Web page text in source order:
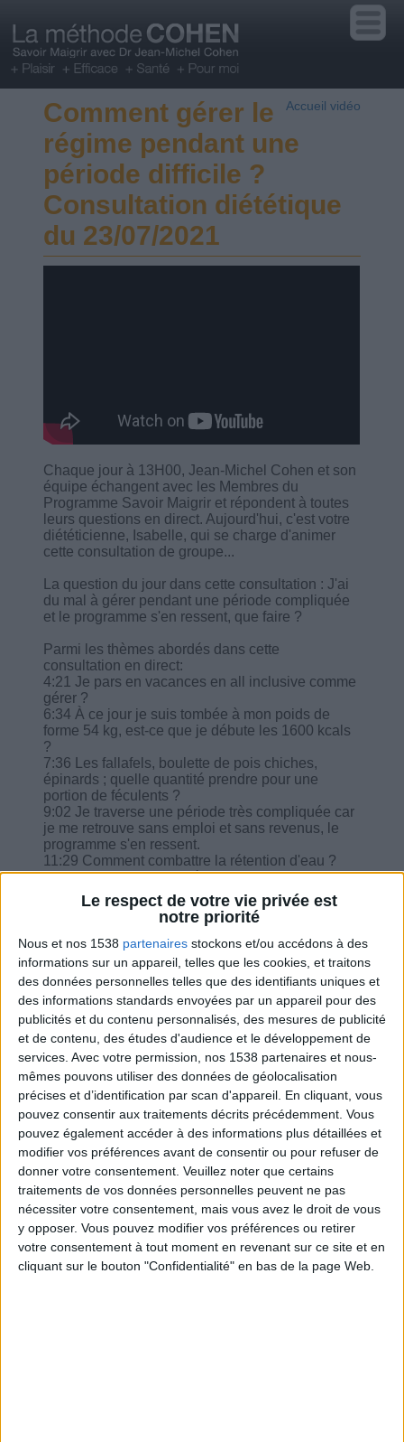
Le respect de votre vie privée est
notre priorité
Nous et nos 1538 partenaires stockons et/ou accédons à des
informations sur un appareil, telles que les cookies, et traitons
des données personnelles telles que des identifiants uniques et
des informations standards envoyées par un appareil pour des
publicités et du contenu personnalisés, des mesures de publicité
et de contenu, des études d'audience et le développement de
services. Avec votre permission, nos 1538 partenaires et nous-
mêmes pouvons utiliser des données de géolocalisation
précises et d’identification par scan d'appareil. En cliquant, vous
pouvez consentir aux traitements décrits précédemment. Vous
pouvez également accéder à des informations plus détaillées et
modifier vos préférences avant de consentir ou pour refuser de
donner votre consentement. Veuillez noter que certains
traitements de vos données personnelles peuvent ne pas
nécessiter votre consentement, mais vous avez le droit de vous
y opposer. Vous pouvez modifier vos préférences ou retirer
votre consentement à tout moment en revenant sur ce site et en
cliquant sur le bouton "Confidentialité" en bas de la page Web.
Accueil vidéo
Comment gérer le
régime pendant une
période difficile ?
Consultation diététique
du 23/07/2021
Chaque jour à 13H00, Jean-Michel Cohen et son
équipe échangent avec les Membres du
Programme Savoir Maigrir et répondent à toutes
leurs questions en direct. Aujourd'hui, c'est votre
diététicienne, Isabelle, qui se charge d'animer
cette consultation de groupe...
La question du jour dans cette consultation : J'ai
du mal à gérer pendant une période compliquée
et le programme s'en ressent, que faire ?
Parmi les thèmes abordés dans cette
consultation en direct:
4:21 Je pars en vacances en all inclusive comme
gérer ?
6:34 À ce jour je suis tombée à mon poids de
forme 54 kg, est-ce que je débute les 1600 kcals
?
7:36 Les fallafels, boulette de pois chiches,
épinards ; quelle quantité prendre pour une
portion de féculents ?
9:02 Je traverse une période très compliquée car
je me retrouve sans emploi et sans revenus, le
programme s'en ressent.
11:29 Comment combattre la rétention d'eau ?
14:00 Que doit-on privilégier comme aliments
pour éviter que la glycémie monte de trop avec la
chaleur lorsqu'on est diabétique ?
16:43 Le programme s'en ressent car soit je n'ai
pas faim ou tout au moins ça ne passe pas… j'ai
du mal à gérer, le fait que je ne vais pas arriver à
reperdre me stress en plus.
19:36 Quelle quantité pour la brousse svp ?
20:00 L'équivalence pour un carré de chocolat à
la place de matière Grasse et pas d'un fruit ?
21:19 Comment puis-je adapter la recette dans le
programme : Terrine de poulet ?
Combien de kilos souhaitez-vous perdre ?
Moins de
5 kilos
De 5 à 10
kilos
Plus de
10 kilos